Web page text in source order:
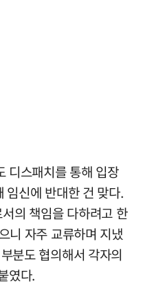
디스패치를 통해 입장
임신에 반대한 건 맞다.
의 책임을 다하려고 한
니 자주 교류하며 지냈
분도 협의해서 각자의
였다.